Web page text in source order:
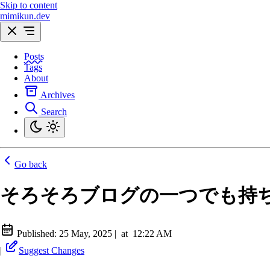
Skip to content
mimikun.dev
Posts
Tags
About
Archives
Search
Go back
そろそろブログの一つでも持
Published: 25 May, 2025 | at 12:22 AM
|
Suggest Changes